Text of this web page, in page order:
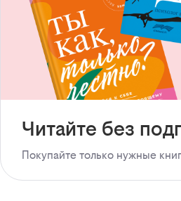
Читайте без
Покупайте только нужные